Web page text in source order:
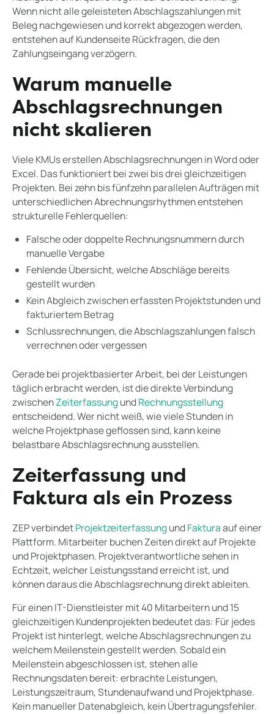
Wenn nicht alle geleisteten Abschlagszahlungen mit
Beleg nachgewiesen und korrekt abgezogen werden,
entstehen auf Kundenseite Rückfragen, die den
Zahlungseingang verzögern.
Warum manuelle
Abschlagsrechnungen
nicht skalieren
Viele KMUs erstellen Abschlagsrechnungen in Word oder
Excel. Das funktioniert bei zwei bis drei gleichzeitigen
Projekten. Bei zehn bis fünfzehn parallelen Aufträgen mit
unterschiedlichen Abrechnungsrhythmen entstehen
strukturelle Fehlerquellen:
Falsche oder doppelte Rechnungsnummern durch
manuelle Vergabe
Fehlende Übersicht, welche Abschläge bereits
gestellt wurden
Kein Abgleich zwischen erfassten Projektstunden und
fakturiertem Betrag
Schlussrechnungen, die Abschlagszahlungen falsch
verrechnen oder vergessen
Gerade bei projektbasierter Arbeit, bei der Leistungen
täglich erbracht werden, ist die direkte Verbindung
zwischenZeiterfassungundRechnungsstellung
entscheidend. Wer nicht weiß, wie viele Stunden in
welche Projektphase geflossen sind, kann keine
belastbare Abschlagsrechnung ausstellen.
Zeiterfassung und
Faktura als ein Prozess
ZEP verbindetProjektzeiterfassungundFakturaauf einer
Plattform. Mitarbeiter buchen Zeiten direkt auf Projekte
und Projektphasen. Projektverantwortliche sehen in
Echtzeit, welcher Leistungsstand erreicht ist, und
können daraus die Abschlagsrechnung direkt ableiten.
Für einen IT-Dienstleister mit 40 Mitarbeitern und 15
gleichzeitigen Kundenprojekten bedeutet das: Für jedes
Projekt ist hinterlegt, welche Abschlagsrechnungen zu
welchem Meilenstein gestellt werden. Sobald ein
Meilenstein abgeschlossen ist, stehen alle
Rechnungsdaten bereit: erbrachte Leistungen,
Leistungszeitraum, Stundenaufwand und Projektphase.
Kein manueller Datenabgleich, kein Übertragungsfehler.